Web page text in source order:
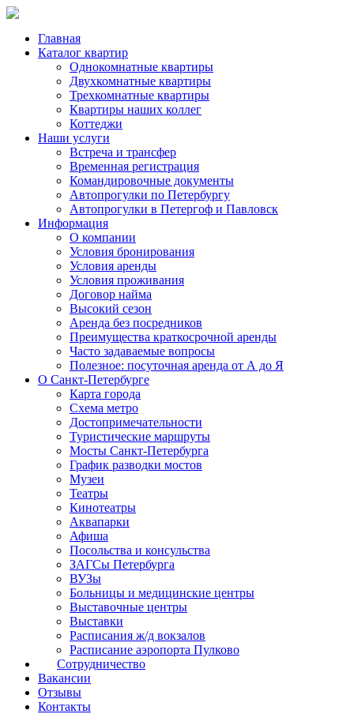
Главная
Каталог квартир
Однокомнатные квартиры
Двухкомнатные квартиры
Трехкомнатные квартиры
Квартиры наших коллег
Коттеджи
Наши услуги
Встреча и трансфер
Временная регистрация
Командировочные документы
Автопрогулки по Петербургу
Автопрогулки в Петергоф и Павловск
Информация
О компании
Условия бронирования
Условия аренды
Условия проживания
Договор найма
Высокий сезон
Аренда без посредников
Преимущества краткосрочной аренды
Часто задаваемые вопросы
Полезное: посуточная аренда от А до Я
О Санкт-Петербурге
Карта города
Схема метро
Достопримечательности
Туристические маршруты
Мосты Санкт-Петербурга
График разводки мостов
Музеи
Театры
Кинотеатры
Аквапарки
Афиша
Посольства и консульства
ЗАГСы Петербурга
ВУЗы
Больницы и медицинские центры
Выставочные центры
Выставки
Расписания ж/д вокзалов
Расписание аэропорта Пулково
Сотрудничество
Вакансии
Отзывы
Контакты